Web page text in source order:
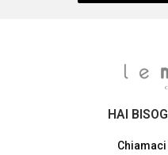
HAI
Chiamaci